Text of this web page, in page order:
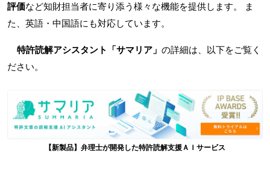
評価など知財担当者に寄り添う様々な機能を提供します。 ま
た、英語・中国語にも対応しています。
特許読解アシスタント「サマリア」 の詳細は、以下をご覧く
ださい。
【新製品】弁理士が開発した特許読解支援ＡＩサービス